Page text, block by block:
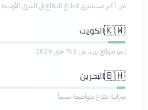
من أكبر مستثمري قطاع الدفاع في الشرق الأوسط
🇰🇼الكويت
نمو متوقع يزيد عن 3% حتى 2029
🇧🇭البحرين
ميزانية دفاع متواضعة نسبياً